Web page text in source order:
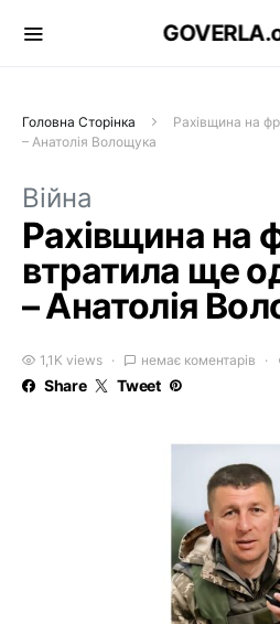
Головна Сторінка
Рахівщина на
– Анатолія Волощука
Війна
Рахівщина на
втратила ще
– Анатолія
1,1K views немає коментарів
Share Tweet